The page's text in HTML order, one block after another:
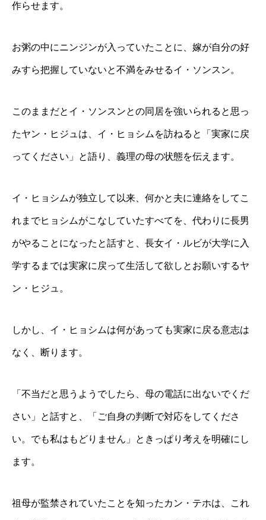
作らせます。
お粥の中にニンジンが入っていたことに、嫁が自分の好
みすら把握していないと不満をみせるイ・ソンスン。
このままだとイ・ソンスンとの同居を強いられると思っ
たヤン・ヒジュは、イ・ヒョシムを訪ねると「実家に戻
ってください」と語り、義理の母の状態を伝えます。
イ・ヒョシムが独立して以来、何かと夫に連絡をしてこ
れまでヒョシムがこなしていたすべてを、代わりに長男
がやることになったと話すと、長女イ・ルビが大学に入
学するまでは実家に戻って生活して欲しとお願いするヤ
ン・ヒジュ。
しかし、イ・ヒョシムは何があっても実家に戻る意志は
なく、断ります。
「不当だと思うようでしたら、母の電話に出ないでくだ
さい」と話すと、「ご自身の判断で対応をしてくださ
い。でも私はもどりません」ときっぱり考えを明確にし
ます。
祖母が監禁されていたことを知ったカン・テホは、これ